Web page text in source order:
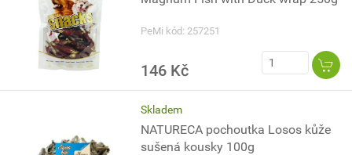
PeMi kód: 257251
146 Kč
Skladem
NATURECA pochoutka Losos kůže
sušená kousky 100g